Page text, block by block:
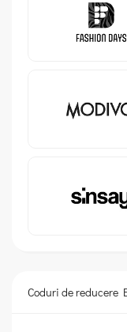
Coduri de reducere